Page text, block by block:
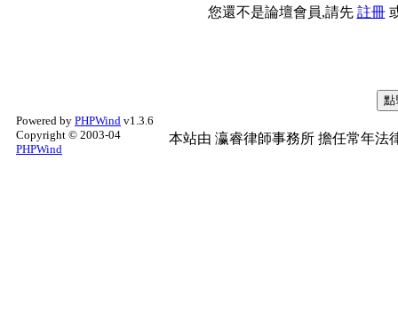
您還不是論壇會員,請先 註冊
Powered by PHPWind v1.3.6
Copyright © 2003-04
PHPWind
本站由 瀛睿律師事務所 擔任常年法